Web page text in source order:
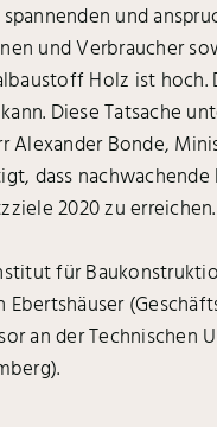
und
und Verbraucher
Holz ist
Diese Tatsache
Bonde,
dass
2020 zu erreichen.
für
an der Technischen